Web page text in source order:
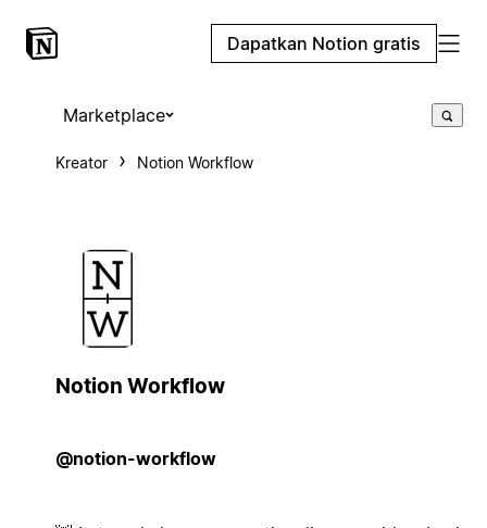
Dapatkan Notion gratis
Marketplace
Kreator Notion Workflow
Notion Workflow
@notion-workflow